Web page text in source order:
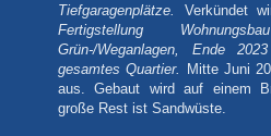
Tiefgaragenplätze.
Verkündet
Fertigstellung
Grün-/Weganlagen, Ende
gesamtes Quartier.
Mitte Juni
aus. Gebaut wird auf einem
große Rest ist Sandwüste.